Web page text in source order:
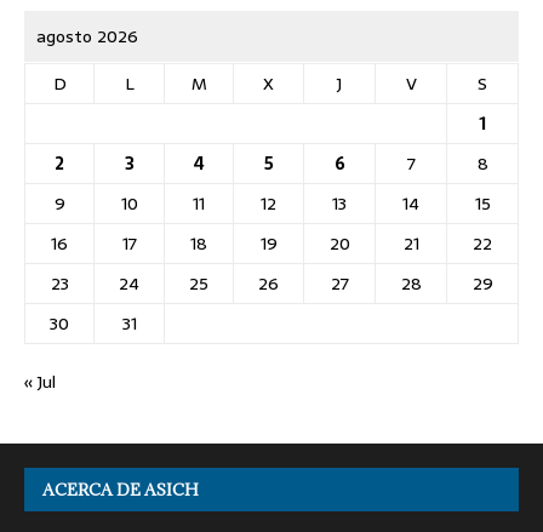
agosto 2026
D
L M X J V
S
1
2
3 4 5 6 7
8
9
10 11 12 13 14
15
16
17 18 19 20 21
22
23
24 25 26 27 28
29
30
31
« Jul
ACERCA DE ASICH